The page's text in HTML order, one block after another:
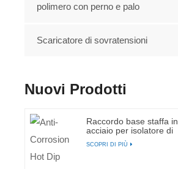
polimero con perno e palo
Scaricatore di sovratensioni
Nuovi Prodotti
Raccordo base staffa in
acciaio per isolatore di
linea orizzontale
SCOPRI DI PIÙ